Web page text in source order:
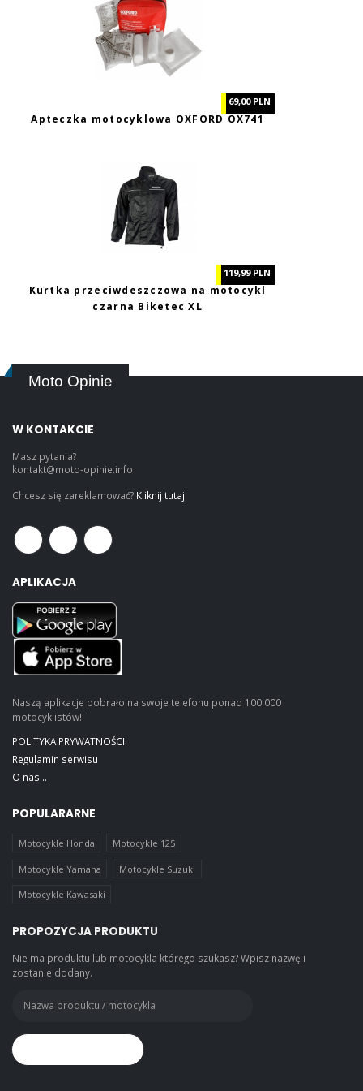
69,00 PLN
Apteczka motocyklowa OXFORD OX741
119,99 PLN
Kurtka przeciwdeszczowa na motocykl
czarna Biketec XL
Moto Opinie
W KONTAKCIE
Masz pytania?
kontakt@moto-opinie.info
Chcesz się zareklamować? Kliknij tutaj
APLIKACJA
Naszą aplikacje pobrało na swoje telefonu ponad 100 000
motocyklistów!
POLITYKA PRYWATNOŚCI
Regulamin serwisu
O nas...
POPULARARNE
Motocykle Honda Motocykle 125
Motocykle Yamaha Motocykle Suzuki
Motocykle Kawasaki
PROPOZYCJA PRODUKTU
Nie ma produktu lub motocykla którego szukasz? Wpisz nazwę i
zostanie dodany.